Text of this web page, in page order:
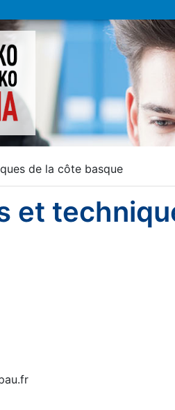
de la côte basque
et